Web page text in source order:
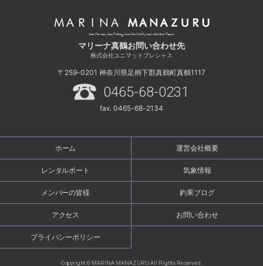
マリーナ真鶴お問い合わせ先
株式会社ユニマットプレシャス
〒259-0201 神奈川県足柄下郡真鶴町真鶴1117
0465-68-0231
fax. 0465-68-2134
ホーム 運営会社概要
レンタルボート 気象情報
メンバーの皆様 釣果ブログ
アクセス お問い合わせ
プライバシーポリシー
Copyright © MARINA MANAZURU All Rights Reserved.